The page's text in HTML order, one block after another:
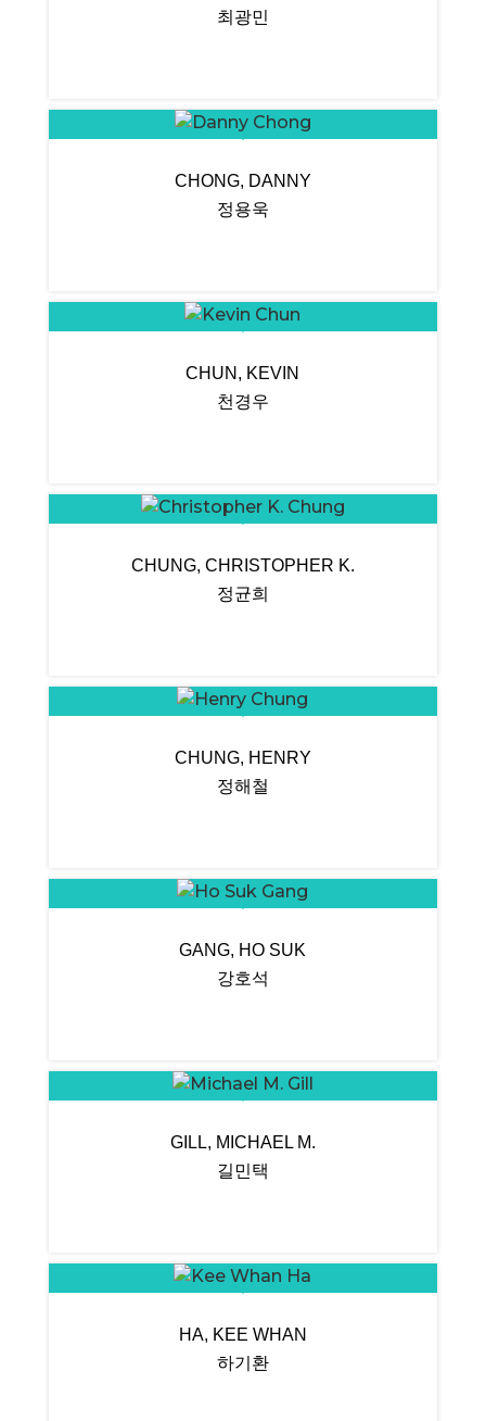
최광민
CHONG, DANNY
정용욱
CHUN, KEVIN
천경우
CHUNG, CHRISTOPHER K.
정균희
CHUNG, HENRY
정해철
GANG, HO SUK
강호석
GILL, MICHAEL M.
길민택
HA, KEE WHAN
하기환